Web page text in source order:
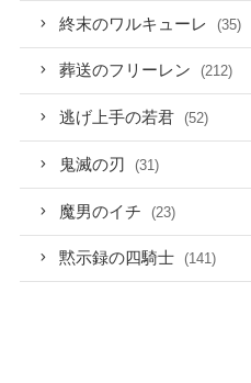
終末のワルキューレ (35)
葬送のフリーレン (212)
逃げ上手の若君 (52)
鬼滅の刃 (31)
魔男のイチ (23)
黙示録の四騎士 (141)